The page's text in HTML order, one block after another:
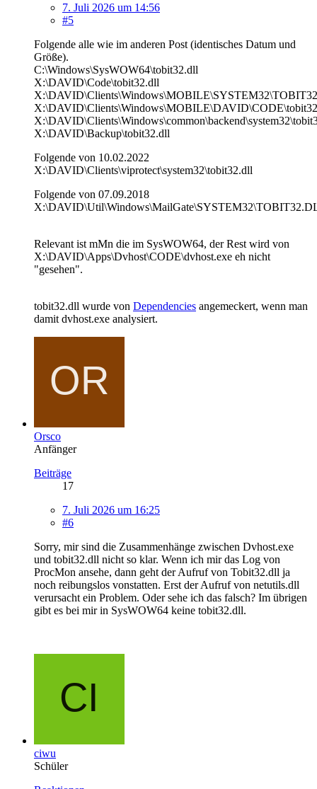
7. Juli 2026 um 14:56
#5
Folgende alle wie im anderen Post (identisches Datum und
Größe).
C:\Windows\SysWOW64\tobit32.dll
X:\DAVID\Code\tobit32.dll
X:\DAVID\Backup\tobit32.dll
Folgende von 10.02.2022
X:\DAVID\Clients\viprotect\system32\tobit32.dll
Folgende von 07.09.2018
Relevant ist mMn die im SysWOW64, der Rest wird von
X:\DAVID\Apps\Dvhost\CODE\dvhost.exe eh nicht
"gesehen".
tobit32.dll wurde von Dependencies angemeckert, wenn man
damit dvhost.exe analysiert.
Orsco
Anfänger
Beiträge
17
7. Juli 2026 um 16:25
#6
Sorry, mir sind die Zusammenhänge zwischen Dvhost.exe
und tobit32.dll nicht so klar. Wenn ich mir das Log von
ProcMon ansehe, dann geht der Aufruf von Tobit32.dll ja
noch reibungslos vonstatten. Erst der Aufruf von netutils.dll
verursacht ein Problem. Oder sehe ich das falsch? Im übrigen
gibt es bei mir in SysWOW64 keine tobit32.dll.
ciwu
Schüler